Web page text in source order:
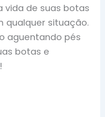
vida de suas botas
qualquer situação.
aguentando pés
botas e